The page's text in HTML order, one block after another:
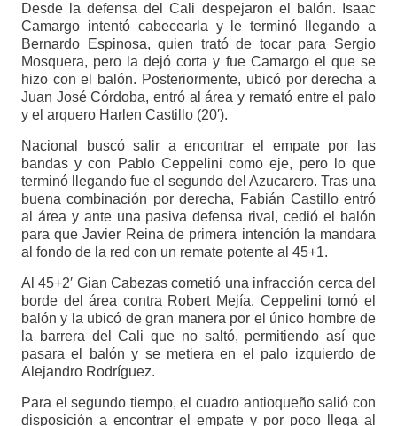
Desde la defensa del Cali despejaron el balón. Isaac
Camargo intentó cabecearla y le terminó llegando a
Bernardo Espinosa, quien trató de tocar para Sergio
Mosquera, pero la dejó corta y fue Camargo el que se
hizo con el balón. Posteriormente, ubicó por derecha a
Juan José Córdoba, entró al área y remató entre el palo
y el arquero Harlen Castillo (20′).
Nacional buscó salir a encontrar el empate por las
bandas y con Pablo Ceppelini como eje, pero lo que
terminó llegando fue el segundo del Azucarero. Tras una
buena combinación por derecha, Fabián Castillo entró
al área y ante una pasiva defensa rival, cedió el balón
para que Javier Reina de primera intención la mandara
al fondo de la red con un remate potente al 45+1.
Al 45+2′ Gian Cabezas cometió una infracción cerca del
borde del área contra Robert Mejía. Ceppelini tomó el
balón y la ubicó de gran manera por el único hombre de
la barrera del Cali que no saltó, permitiendo así que
pasara el balón y se metiera en el palo izquierdo de
Alejandro Rodríguez.
Para el segundo tiempo, el cuadro antioqueño salió con
disposición a encontrar el empate y por poco llega al